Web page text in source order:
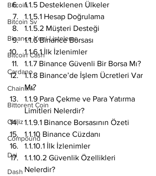
Bitcoin
Bitcoin Sv
Binance Yeni Listeleme
Bitcoin Cash
Cardano
Chainlink
Bittorent Coin
Chiliz
Compound
Dai
Dash
1.1.5 Desteklenen Ülkeler
1.1.5.1 Hesap Doğrulama
1.1.5.2 Müşteri Desteği
1.1.6 Binance Borsası
1.1.6.1 İlk İzlenimler
1.1.7 Binance Güvenli Bir Borsa Mı?
1.1.8 Binance’de İşlem Ücretleri Var
Mı?
1.1.9 Para Çekme ve Para Yatırma
Limitleri Nelerdir?
1.1.9.1 Binance Borsasının Özeti
1.1.10 Binance Cüzdanı
1.1.10.1 İlk İzlenimler
1.1.10.2 Güvenlik Özellikleri
Nelerdir?